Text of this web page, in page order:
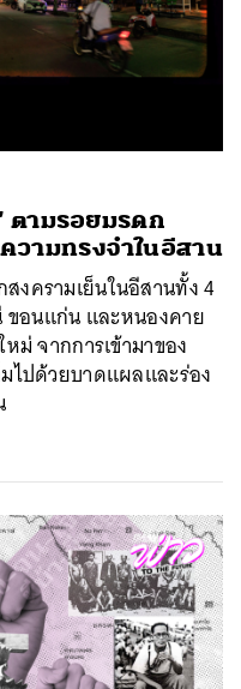
ตามรอยมรดก
วามทรงจำในอีสาน
งครามเย็นในอีสานทั้ง 4
ขอนแก่น และหนองคาย
ม่ จากการเข้ามาของ
ไปด้วยบาดแผลและร่อง